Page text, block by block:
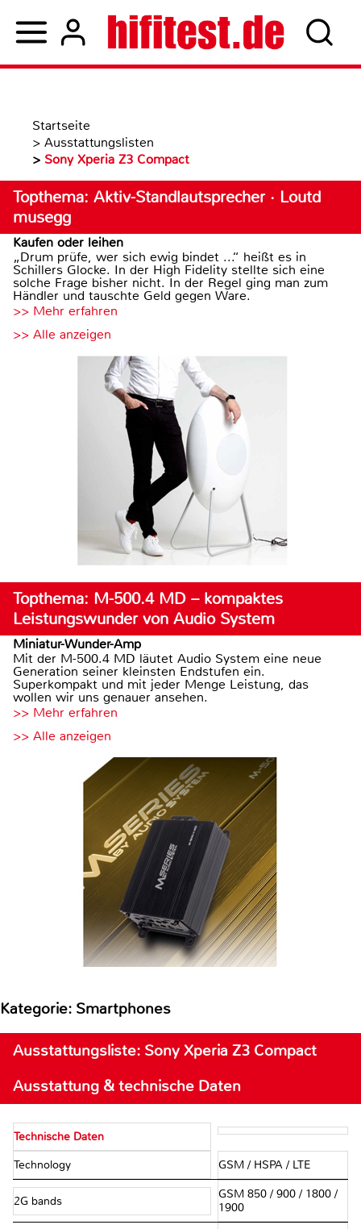
Startseite
> Ausstattungslisten
> Sony Xperia Z3 Compact
Topthema: Aktiv-Standlautsprecher · Loutd
musegg
Kaufen oder leihen
„Drum prüfe, wer sich ewig bindet ...“ heißt es in
Schillers Glocke. In der High Fidelity stellte sich eine
solche Frage bisher nicht. In der Regel ging man zum
Händler und tauschte Geld gegen Ware.
>> Mehr erfahren
>> Alle anzeigen
Topthema: M-500.4 MD – kompaktes
Leistungswunder von Audio System
Miniatur-Wunder-Amp
Mit der M-500.4 MD läutet Audio System eine neue
Generation seiner kleinsten Endstufen ein.
Superkompakt und mit jeder Menge Leistung, das
wollen wir uns genauer ansehen.
>> Mehr erfahren
>> Alle anzeigen
Kategorie: Smartphones
Ausstattungsliste: Sony Xperia Z3 Compact
Ausstattung & technische Daten
Technische Daten
Technology GSM / HSPA / LTE
2G bands
GSM 850 / 900 / 1800 /
1900